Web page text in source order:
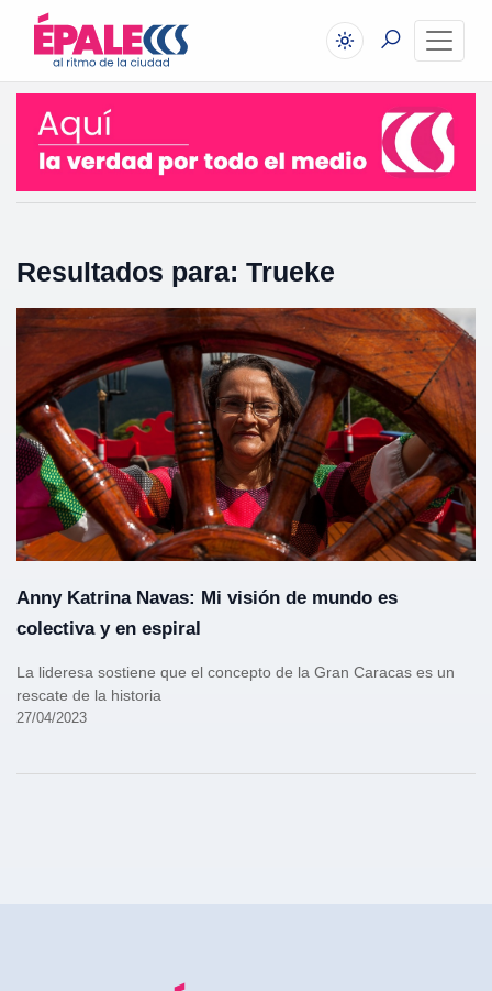
Resultados para: Trueke
Anny Katrina Navas: Mi visión de mundo es
colectiva y en espiral
La lideresa sostiene que el concepto de la Gran Caracas es un
rescate de la historia
27/04/2023